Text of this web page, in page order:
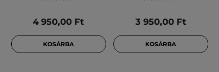
4 950,00 Ft
KOSÁRBA
3 950,00 Ft
KOSÁRBA